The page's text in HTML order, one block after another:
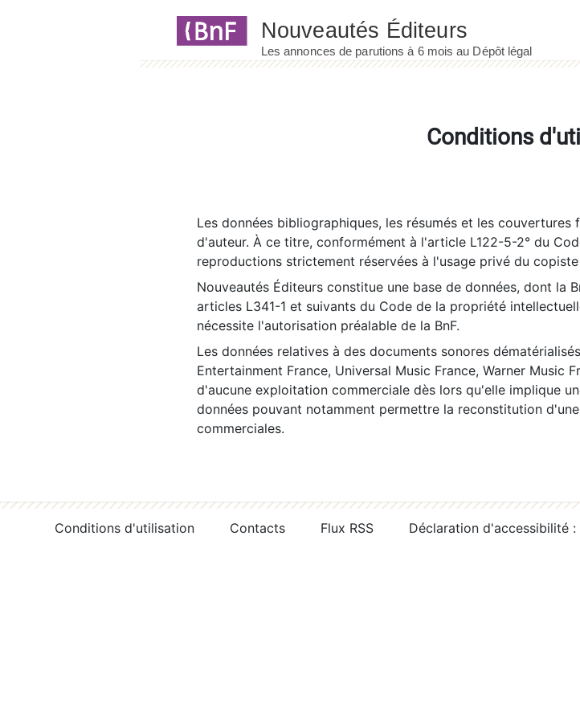
Conditions
Les données bibliographiques, les résumés et les
d'auteur. À ce titre, conformément à l'article L122-5-2° du
reproductions strictement réservées à l'usage privé du
Nouveautés Éditeurs constitue une base de données, dont la
articles L341-1 et suivants du Code de la propriété
nécessite l'autorisation préalable de la BnF.
Les données relatives à des documents sonores
Entertainment France, Universal Music France, Warner Music
d'aucune exploitation commerciale dès lors qu'elle implique
données pouvant notamment permettre la reconstitution
commerciales.
Conditions d'utilisation Contacts Flux RSS Déclaration d'accessibilité